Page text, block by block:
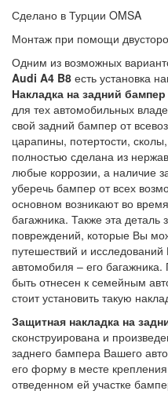
Сделано в Турции OMSA
Монтаж при помощи
Одним из возможных
Audi A4 B8 есть установка
Накладка на задний бампер
для тех автомобильных
свой задний бампер от
царапины, потертости,
полностью сделана из
любые коррозии, а наличие
уберечь бампер от всех
основном возникают во
багажника. Также эта деталь
повреждений, которые Вы
путешествий и
автомобиля – его багажника.
быть отнесен к семейным
стоит установить такую
Защитная накладка на
сконструирована и
заднего бампера Вашего
его форму в месте
отведенном ей участке